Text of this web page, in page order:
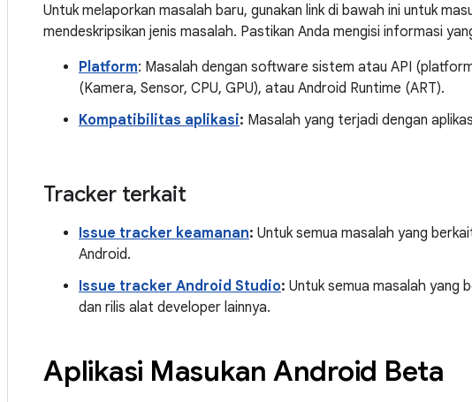
Untuk melaporkan masalah baru, gunakan link di bawah ini untuk
mendeskripsikan jenis masalah. Pastikan Anda mengisi informasi
Platform: Masalah dengan software sistem atau API
(Kamera, Sensor, CPU, GPU), atau Android Runtime (ART).
Kompatibilitas aplikasi: Masalah yang terjadi dengan
Tracker terkait
Issue tracker keamanan: Untuk semua masalah yang
Android.
Issue tracker Android Studio: Untuk semua masalah yang
dan rilis alat developer lainnya.
Aplikasi Masukan Android Beta